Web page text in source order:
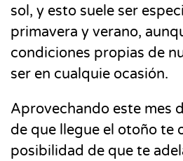
sol, y esto suele ser
primavera y verano,
condiciones propias de
ser en cualquie ocasión.
Aprovechando este mes
de que llegue el otoño te
posibilidad de que te